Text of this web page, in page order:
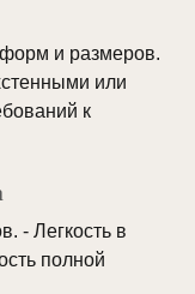
и размеров.
или
к
- Легкость в
полной